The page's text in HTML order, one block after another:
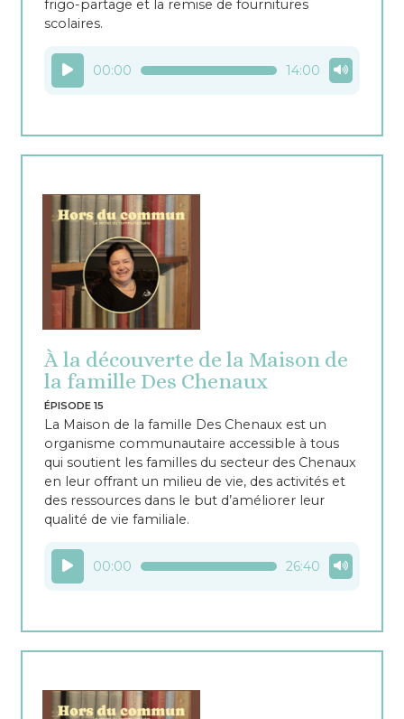
frigo-partage et la remise de fournitures
scolaires.
Lecteur
audio
00:00 14:00
À la découverte de la Maison de
la famille Des Chenaux
ÉPISODE 15
La Maison de la famille Des Chenaux est un
organisme communautaire accessible à tous
qui soutient les familles du secteur des Chenaux
en leur offrant un milieu de vie, des activités et
des ressources dans le but d’améliorer leur
qualité de vie familiale.
Lecteur
audio
00:00 26:40